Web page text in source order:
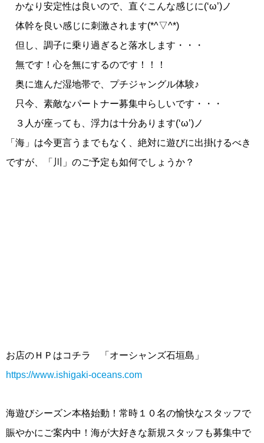
かなり安定性は良いので、直ぐこんな感じに(‘ω’)ノ
体幹を良い感じに刺激されます(*^▽^*)
但し、調子に乗り過ぎると落水します・・・
無です！心を無にするのです！！！
奥に進んだ湿地帯で、プチジャングル体験♪
只今、素敵なパートナー募集中らしいです・・・
３人が座っても、浮力は十分あります(‘ω’)ノ
「海」は今更言うまでもなく、絶対に遊びに出掛けるべき
ですが、「川」のご予定も如何でしょうか？
お店のＨＰはコチラ 「オーシャンズ石垣島」
https://www.ishigaki-oceans.com
海遊びシーズン本格始動！常時１０名の愉快なスタッフで
賑やかにご案内中！海が大好きな新規スタッフも募集中で